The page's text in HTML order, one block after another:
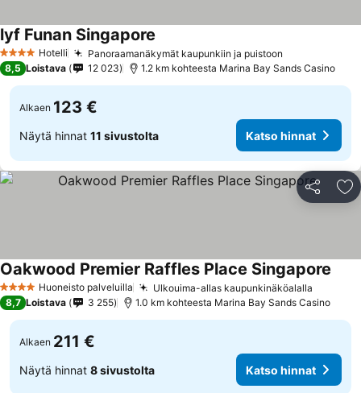
4 Tähtiluokitus
Hotelli Panoraamanäkymät kaupunkiin ja puistoon
lyf Funan Singapore
8,5 Loistava 12 023 1.2 km kohteesta Marina Bay Sands Casino
Alkaen 123 €
Näytä hinnat 11 sivustolta Katso hinnat
Jaa
4 TähtiluokitusHuoneisto palveluilla Ulkouima-allas kaupunkinäköalalla
Oakwood Premier Raffles Place Singapore
8,7 Loistava 3 255 1.0 km kohteesta Marina Bay Sands Casino
Alkaen 211 €
Näytä hinnat 8 sivustolta Katso hinnat